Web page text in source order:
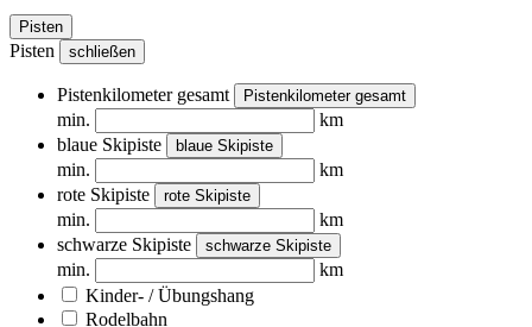
Pisten
Pisten schließen
Pistenkilometer gesamt Pistenkilometer gesamt
min.
km
blaue Skipiste
blaue Skipiste
min.
km
rote Skipiste
rote Skipiste
min.
km
schwarze Skipiste
schwarze Skipiste
min.
km
Kinder- / Übungshang
Rodelbahn